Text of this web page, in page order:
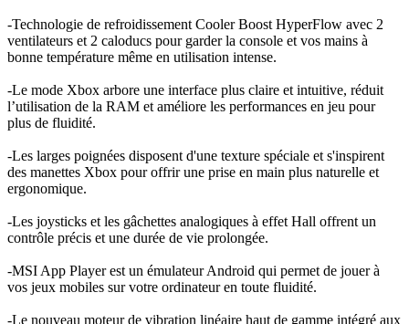
-Technologie de refroidissement Cooler Boost HyperFlow avec 2
ventilateurs et 2 caloducs pour garder la console et vos mains à
bonne température même en utilisation intense.
-Le mode Xbox arbore une interface plus claire et intuitive, réduit
l’utilisation de la RAM et améliore les performances en jeu pour
plus de fluidité.
-Les larges poignées disposent d'une texture spéciale et s'inspirent
des manettes Xbox pour offrir une prise en main plus naturelle et
ergonomique.
-Les joysticks et les gâchettes analogiques à effet Hall offrent un
contrôle précis et une durée de vie prolongée.
-MSI App Player est un émulateur Android qui permet de jouer à
vos jeux mobiles sur votre ordinateur en toute fluidité.
-Le nouveau moteur de vibration linéaire haut de gamme intégré aux